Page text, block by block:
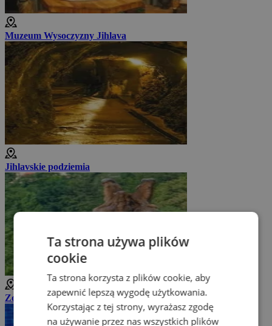
Muzeum Wysoczyzny Jihlava
Jihlavskie podziemia
Zoo Jihlava
Ta strona używa plików
cookie
Ta strona korzysta z plików cookie, aby
zapewnić lepszą wygodę użytkowania.
Korzystając z tej strony, wyrażasz zgodę
na używanie przez nas wszystkich plików